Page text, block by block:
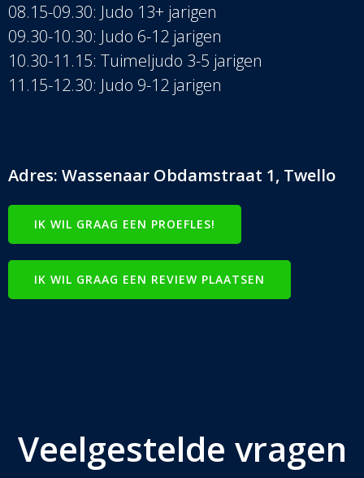
08.15-09.30: Judo 13+ jarigen
09.30-10.30: Judo 6-12 jarigen
10.30-11.15: Tuimeljudo 3-5 jarigen
11.15-12.30: Judo 9-12 jarigen
Adres: Wassenaar Obdamstraat 1, Twello
IK WIL GRAAG EEN PROEFLES!
IK WIL GRAAG EEN REVIEW PLAATSEN
Veelgestelde vragen